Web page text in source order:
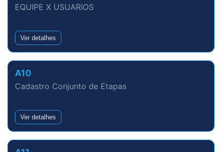
EQUIPE X USUARIOS
Ver detalhes
A10
Cadastro Conjunto de Etapas
Ver detalhes